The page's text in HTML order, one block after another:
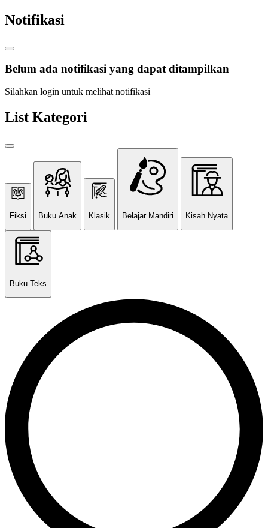
Notifikasi
Belum ada notifikasi yang dapat ditampilkan
Silahkan login untuk melihat notifikasi
List Kategori
Fiksi Buku Anak Klasik Belajar Mandiri Kisah Nyata
Buku Teks